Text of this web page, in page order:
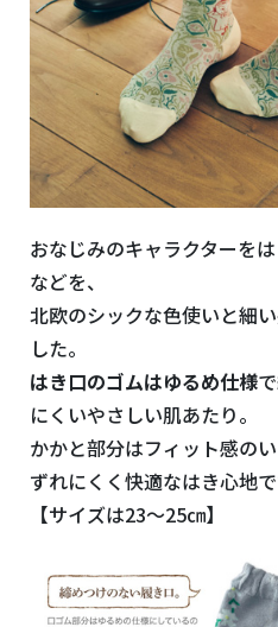
おなじみのキャラクターを
などを、
北欧のシックな色使いと細
した。
はき口のゴムはゆるめ仕様
にくいやさしい肌あたり。
かかと部分はフィット感の
ずれにくく快適なはき心地で
【サイズは23～25㎝】